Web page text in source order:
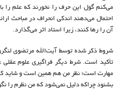
می‌کنم گول این حرف را نخورند که علم را
احتمال می‌دهند اندکی انحراف در مباحث
آن را رها کنند، زیرا استاد اثر می‌گذارد.
شروط ذکر شده توسط آیت‌الله مرتضوی
تأکید است. شرط دیگر فراگیری علوم عقلی
مهارت است؛ نظر من هم همین است و شاید
بشنود چراکه دلیل نمی‌شود که من نظرم را